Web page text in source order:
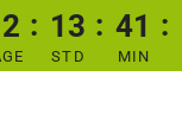
13
STD
41
MIN